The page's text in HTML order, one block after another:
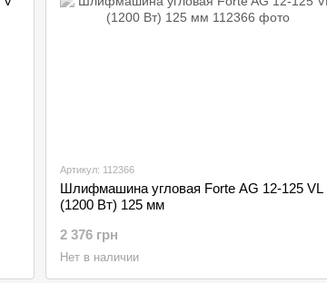
Артикул: 112366
Шлифмашина угловая Forte AG 12-125 VL
(1200 Вт) 125 мм
2 376 грн
Нет в наличии